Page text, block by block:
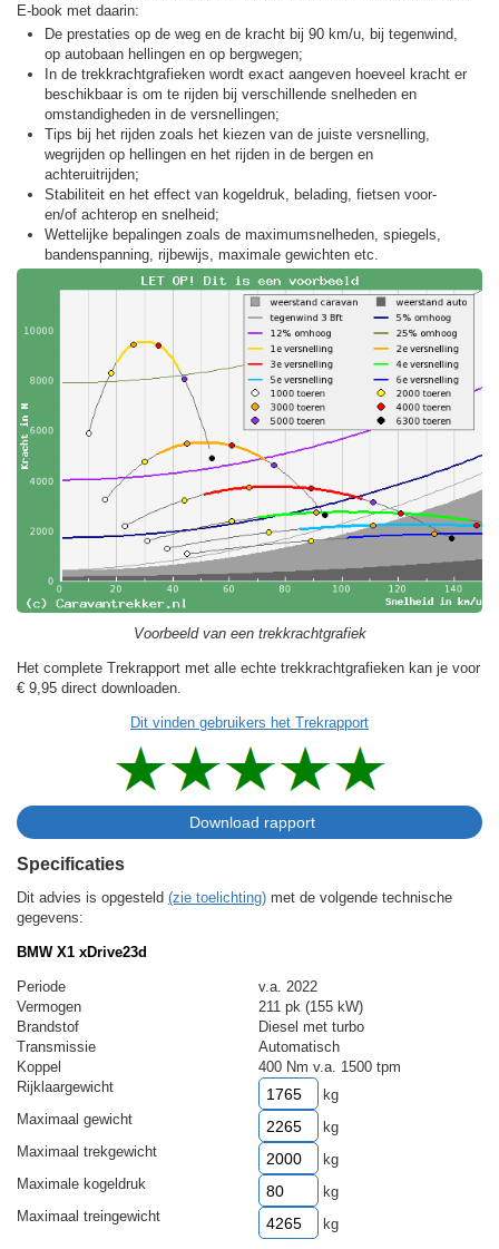
E-book met daarin:
De prestaties op de weg en de kracht bij 90 km/u, bij tegenwind,
op autobaan hellingen en op bergwegen;
In de trekkracht­grafieken wordt exact aangeven hoeveel kracht er
beschikbaar is om te rijden bij verschillende snelheden en
omstandigheden in de versnellingen;
Tips bij het rijden zoals het kiezen van de juiste versnelling,
wegrijden op hellingen en het rijden in de bergen en
achteruitrijden;
Stabiliteit en het effect van kogeldruk, belading, fietsen voor-
en/of achterop en snelheid;
Wettelijke bepalingen zoals de maximumsnelheden, spiegels,
bandenspanning, rijbewijs, maximale gewichten etc.
Voorbeeld van een trekkrachtgrafiek
Het complete Trekrapport met alle echte trekkrachtgrafieken kan je voor
€ 9,95 direct downloaden.
Dit vinden gebruikers het Trekrapport
Specificaties
Dit advies is opgesteld (zie toelichting) met de volgende technische
gegevens:
BMW X1 xDrive23d
Periode
v.a. 2022
Vermogen
211 pk (155 kW)
Brandstof
Diesel met turbo
Transmissie
Automatisch
Koppel
400 Nm v.a. 1500 tpm
Rijklaargewicht
kg
Maximaal gewicht
kg
Maximaal trekgewicht
kg
Maximale kogeldruk
kg
Maximaal treingewicht
kg